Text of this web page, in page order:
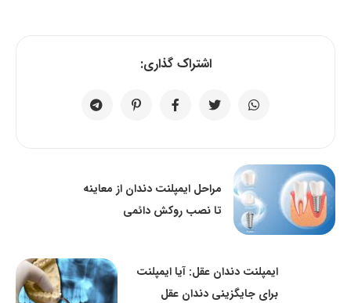
اشتراک گذاری:
مراحل ایمپلنت دندان از معاینه
تا نصب روکش دائمی
ایمپلنت دندان عقل: آیا ایمپلنت
برای جایگزینی دندان عقل